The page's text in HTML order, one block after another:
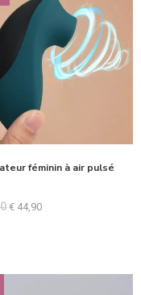
féminin à air pulsé
€ 44,90